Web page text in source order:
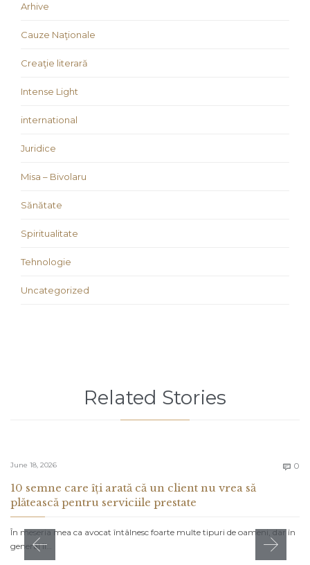
Arhive
Cauze Naţionale
Creaţie literară
Intense Light
international
Juridice
Misa – Bivolaru
Sănătate
Spiritualitate
Tehnologie
Uncategorized
Related Stories
June 18, 2026  0
10 semne care îți arată că un client nu vrea să
plătească pentru serviciile prestate
În meseria mea ca avocat întâlnesc foarte multe tipuri de oameni, dar în
general îi…